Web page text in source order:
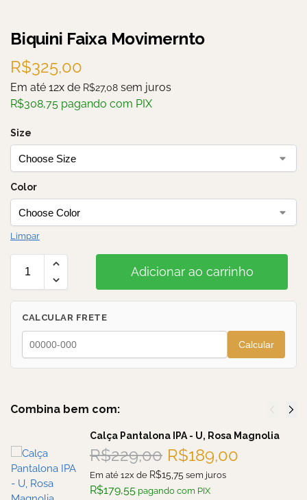
Biquini Faixa Movimernto
R$325,00
Em até 12x de R$27,08 sem juros
R$308,75 pagando com PIX
Size
Color
Limpar
Adicionar ao carrinho
CALCULAR FRETE
Calcular
Combina bem com:
Calça Pantalona IPA - U, Rosa Magnolia
R$229,00 R$189,00
Em até 12x de R$15,75 sem juros
R$179,55 pagando com PIX